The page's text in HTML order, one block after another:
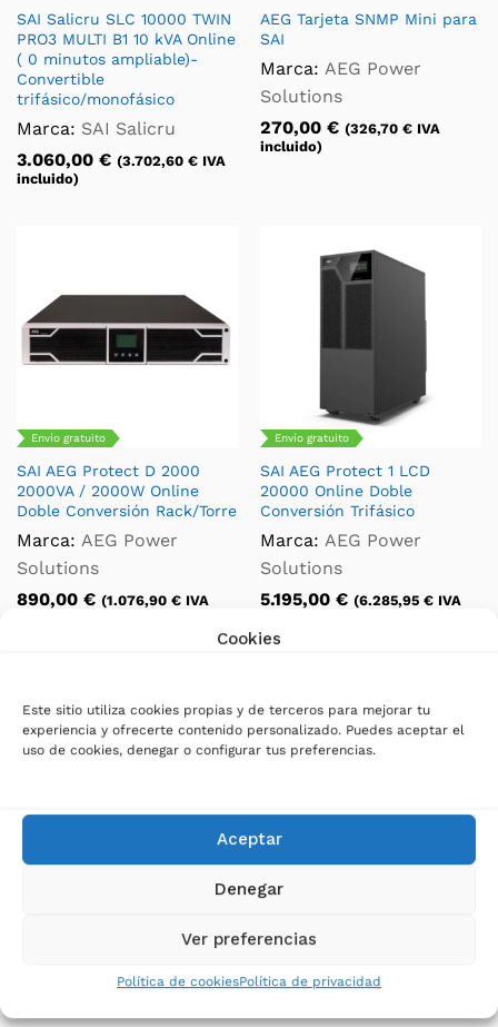
Cookies
Este sitio utiliza cookies propias y de terceros para mejorar tu
experiencia y ofrecerte contenido personalizado. Puedes aceptar el
uso de cookies, denegar o configurar tus preferencias.
Aceptar
Denegar
Ver preferencias
Política de cookiesPolítica de privacidad
SAI Salicru SLC 10000 TWIN
PRO3 MULTI B1 10 kVA Online
( 0 minutos ampliable)-
Convertible
trifásico/monofásico
Marca: SAI Salicru
3.060,00 € (3.702,60 € IVA
incluido)
AEG Tarjeta SNMP Mini para
SAI
Marca: AEG Power
Solutions
270,00 € (326,70 € IVA
incluido)
Envío gratuito
SAI AEG Protect D 2000
2000VA / 2000W Online
Doble Conversión Rack/Torre
Marca: AEG Power
Solutions
890,00 € (1.076,90 € IVA
Envío gratuito
SAI AEG Protect 1 LCD
20000 Online Doble
Conversión Trifásico
Marca: AEG Power
Solutions
5.195,00 € (6.285,95 € IVA
Online Doble Conversión
AEG Power
Online Doble Conversión
Trifásico
Marca: AEG Power